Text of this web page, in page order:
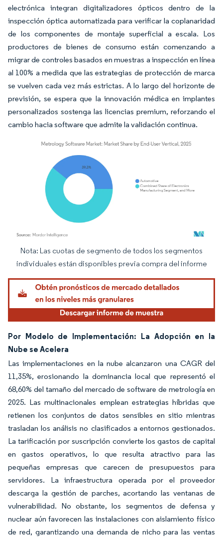
electrónica integran digitalizadores ópticos dentro de la
inspección óptica automatizada para verificar la coplanaridad
de los componentes de montaje superficial a escala. Los
productores de bienes de consumo están comenzando a
migrar de controles basados en muestras a inspección en línea
al 100% a medida que las estrategias de protección de marca
se vuelven cada vez más estrictas. A lo largo del horizonte de
previsión, se espera que la innovación médica en implantes
personalizados sostenga las licencias premium, reforzando el
cambio hacia software que admite la validación continua.
Imagen © Mordor Intelligence. El uso requiere atribución según CC BY 4.0.
Nota: Las cuotas de segmento de todos los segmentos
individuales están disponibles previa compra del informe
Por Modelo de Implementación: La Adopción en la
Nube se Acelera
Las implementaciones en la nube alcanzaron una CAGR del
11,35%, erosionando la dominancia local que representó el
68,60% del tamaño del mercado de software de metrología en
2025. Las multinacionales emplean estrategias híbridas que
retienen los conjuntos de datos sensibles en sitio mientras
trasladan los análisis no clasificados a entornos gestionados.
La tarificación por suscripción convierte los gastos de capital
en gastos operativos, lo que resulta atractivo para las
pequeñas empresas que carecen de presupuestos para
servidores. La infraestructura operada por el proveedor
descarga la gestión de parches, acortando las ventanas de
vulnerabilidad. No obstante, los segmentos de defensa y
nuclear aún favorecen las instalaciones con aislamiento físico
de red, garantizando una demanda de nicho para las ventas